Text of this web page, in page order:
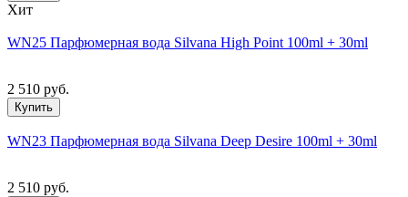
Хит
WN25 Парфюмерная вода Silvana High Point 100ml + 30ml
2 510 руб.
Купить
WN23 Парфюмерная вода Silvana Deep Desire 100ml + 30ml
2 510 руб.